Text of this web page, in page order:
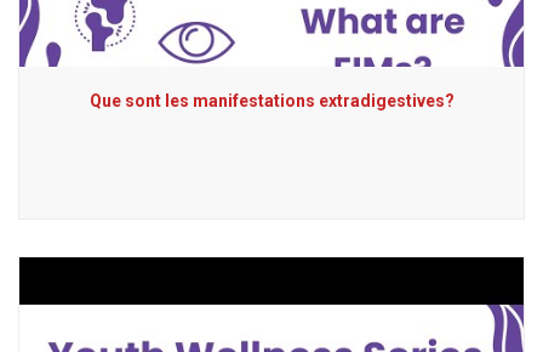
Que sont les manifestations extradigestives?